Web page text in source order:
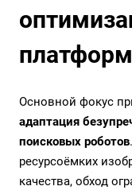
Основной фокус
адаптация
поисковых роботов
ресурсоёмких
качества, обход